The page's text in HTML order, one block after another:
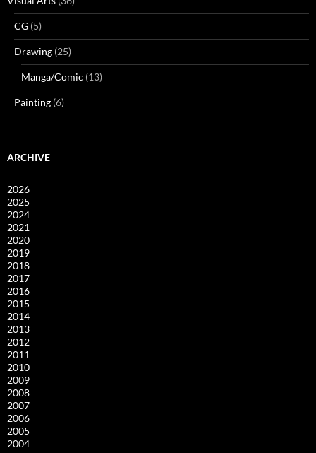
CG (5)
Drawing (25)
Manga/Comic (13)
Painting (6)
ARCHIVE
2026
2025
2024
2021
2020
2019
2018
2017
2016
2015
2014
2013
2012
2011
2010
2009
2008
2007
2006
2005
2004